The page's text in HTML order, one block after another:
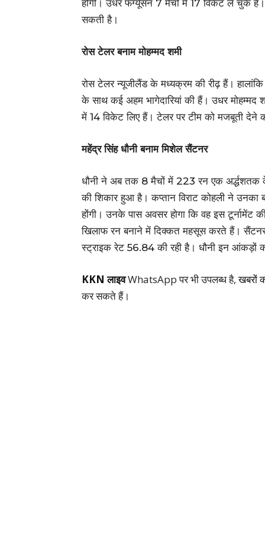
होगी। उधर फर्ग्यूसन 7 मैचों में 17 विकेट ले चुके
सकती है।
रोस टेलर बनाम मोहम्मद शमी
रोस टेलर न्यूजीलैंड के मध्यक्रम की रीढ़ हैं।
के साथ कई अहम भागेदारियां की हैं। उधर मोहम्मद
में 14 विकेट लिए हैं। टेलर पर टीम को मजबूती देने की
महेंद्र सिंह धौनी बनाम मिशेल सैंटनर
धौनी ने अब तक 8 मैचों में 223 रन एक अर्द्धशतक
की शिकार हुआ है। कप्तान विराट कोहली ने उनका
होंगी। उनके पास अवसर होगा कि वह इस
खिलाफ रन बनाने में दिक्कत महसूस करते हैं।
स्ट्राइक रेट 56.84 की रही है। धौनी इन आंकड़ों
KKN लाइवWhatsApp पर भी उपलब्ध है,खबरों
कर सकते हैं।